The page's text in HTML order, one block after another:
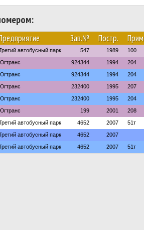
Зав.№ Постр.
автобусный парк 547 1989 100
924344 1994 204
924344 1994 204
232400 1995 207
232400 1995 204
199 2001 208
автобусный парк 4652 2007 51т
автобусный парк 4652 2007
автобусный парк 4652 2007 51т